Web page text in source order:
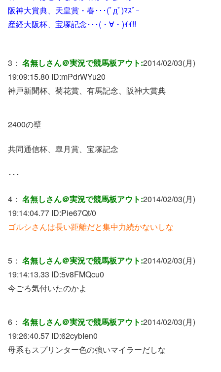
阪神大賞典、天皇賞・春･･･(ﾟдﾟ)ﾏｽﾞｰ
産経大阪杯、宝塚記念･･･(・∀・)ｲｲ!!
3： 名無しさん＠実況で競馬板アウト:2014/02/03(月)
19:09:15.80 ID:mPdrWYu20
神戸新聞杯、菊花賞、有馬記念、阪神大賞典
2400の壁
共同通信杯、皐月賞、宝塚記念
･･･
4： 名無しさん＠実況で競馬板アウト:2014/02/03(月)
19:14:04.77 ID:Pie67Qt/0
ゴルシさんは長い距離だと集中力続かないしな
5： 名無しさん＠実況で競馬板アウト:2014/02/03(月)
19:14:13.33 ID:5v8FMQcu0
今ごろ気付いたのかよ
6： 名無しさん＠実況で競馬板アウト:2014/02/03(月)
19:26:40.57 ID:62cybIen0
母系もスプリンター色の強いマイラーだしな